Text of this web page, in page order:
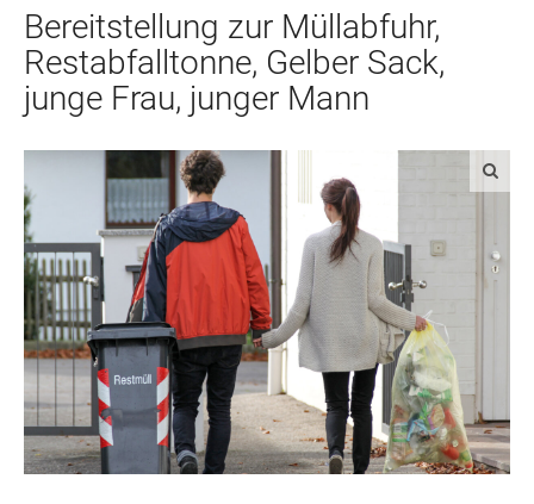
Bereitstellung zur Müllabfuhr,
Restabfalltonne, Gelber Sack,
junge Frau, junger Mann